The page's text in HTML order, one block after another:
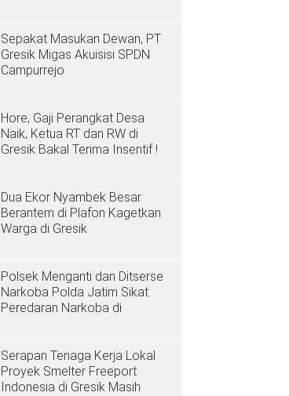
Sepakat Masukan Dewan, PT
Gresik Migas Akuisisi SPDN
Campurrejo
Hore, Gaji Perangkat Desa
Naik, Ketua RT dan RW di
Gresik Bakal Terima Insentif !
Dua Ekor Nyambek Besar
Berantem di Plafon Kagetkan
Warga di Gresik
Polsek Menganti dan Ditserse
Narkoba Polda Jatim Sikat
Peredaran Narkoba di
Serapan Tenaga Kerja Lokal
Proyek Smelter Freeport
Indonesia di Gresik Masih